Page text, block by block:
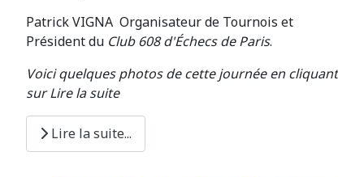
Patrick VIGNA Organisateur de Tournois et
Président du Club 608 d'Échecs de Paris.
Voici quelques photos de cette journée en cliquant
sur Lire la suite
Lire la suite...